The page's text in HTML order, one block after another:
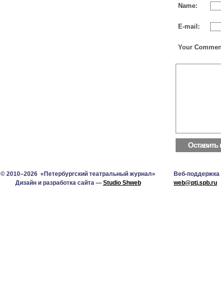
Name:
E-mail:
Your
© 2010–2026 «Петербургский театральный журнал»
Дизайн и разработка сайта — Studio Shweb
Веб-поддержка
web@ptj.spb.ru